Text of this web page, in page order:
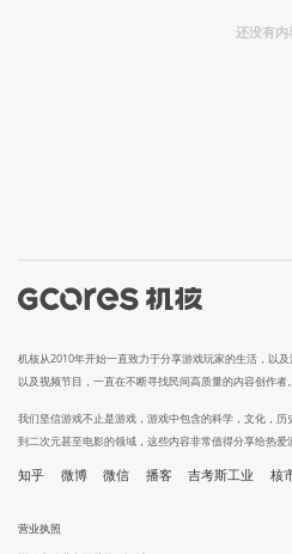
还没有内
机核从2010年开始一直致力于分享游戏玩家的生活，以
以及视频节目，一直在不断寻找民间高质量的内容创作者。
我们坚信游戏不止是游戏，游戏中包含的科学，文化，
到二次元甚至电影的领域，这些内容非常值得分享给热爱
知乎 微博 微信 播客 吉考斯工业 核
营业执照